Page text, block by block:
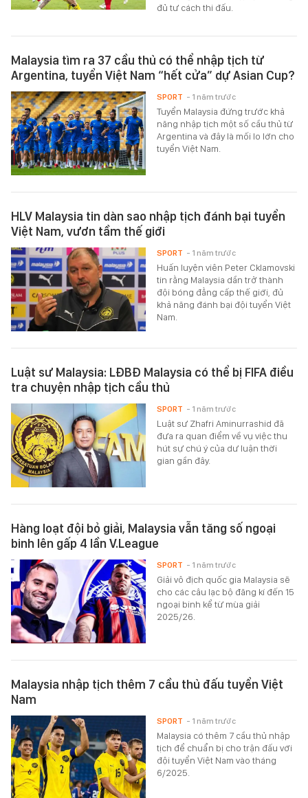
đủ tư cách thi đấu.
Malaysia tìm ra 37 cầu thủ có thể nhập tịch từ
Argentina, tuyển Việt Nam “hết cửa” dự Asian Cup?
Tuyển Malaysia đứng trước khả
năng nhập tịch một số cầu thủ từ
Argentina và đây là mối lo lớn cho
tuyển Việt Nam.
SPORT - 1 năm trước
HLV Malaysia tin dàn sao nhập tịch đánh bại tuyển
Việt Nam, vươn tầm thế giới
Huấn luyện viên Peter Cklamovski
tin rằng Malaysia dần trở thành
đội bóng đẳng cấp thế giới, đủ
khả năng đánh bại đội tuyển Việt
Nam.
SPORT - 1 năm trước
Luật sư Malaysia: LĐBĐ Malaysia có thể bị FIFA điều
tra chuyện nhập tịch cầu thủ
Luật sư Zhafri Aminurrashid đã
đưa ra quan điểm về vụ việc thu
hút sự chú ý của dư luận thời
gian gần đây.
SPORT - 1 năm trước
Hàng loạt đội bỏ giải, Malaysia vẫn tăng số ngoại
binh lên gấp 4 lần V.League
Giải vô địch quốc gia Malaysia sẽ
cho các câu lạc bộ đăng kí đến 15
ngoại binh kể từ mùa giải
2025/26.
SPORT - 1 năm trước
Malaysia nhập tịch thêm 7 cầu thủ đấu tuyển Việt
Nam
Malaysia có thêm 7 cầu thủ nhập
tịch để chuẩn bị cho trận đấu với
đội tuyển Việt Nam vào tháng
6/2025.
SPORT - 1 năm trước